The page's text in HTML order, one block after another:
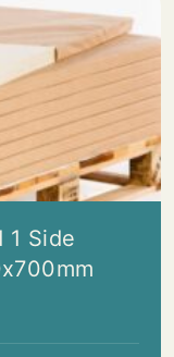
1 Side